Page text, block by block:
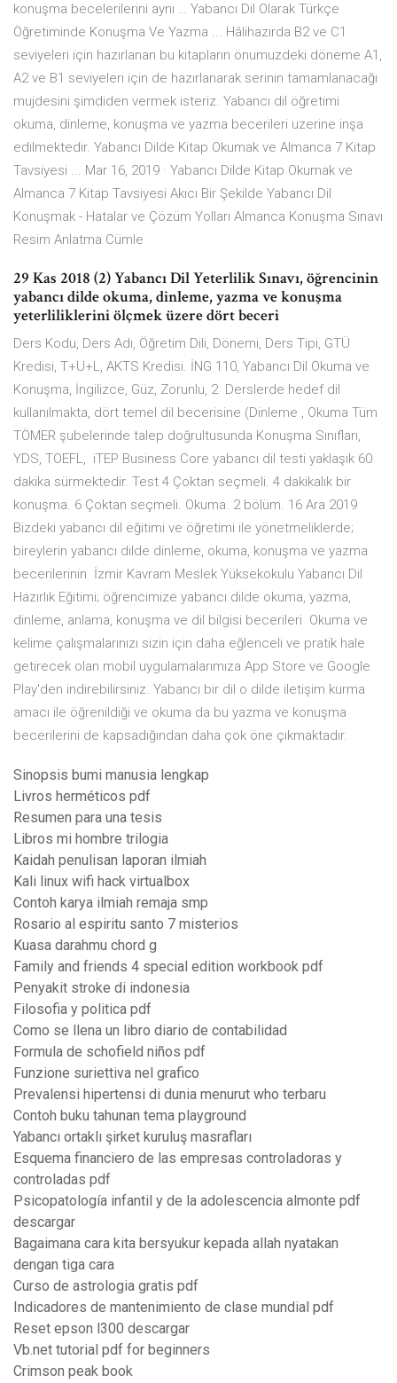
konuşma becelerilerini aynı … Yabancı Dil Olarak Türkçe
Öğretiminde Konuşma Ve Yazma ... Hâlihazırda B2 ve C1
seviyeleri için hazırlanan bu kitapların önumuzdeki döneme A1,
A2 ve B1 seviyeleri için de hazırlanarak serinin tamamlanacağı
mujdesini şimdiden vermek isteriz. Yabancı dil öğretimi
okuma, dinleme, konuşma ve yazma becerileri uzerine inşa
edilmektedir. Yabancı Dilde Kitap Okumak ve Almanca 7 Kitap
Tavsiyesi ... Mar 16, 2019 · Yabancı Dilde Kitap Okumak ve
Almanca 7 Kitap Tavsiyesi Akıcı Bir Şekilde Yabancı Dil
Konuşmak - Hatalar ve Çözüm Yolları Almanca Konuşma Sınavı
Resim Anlatma Cümle
29 Kas 2018 (2) Yabancı Dil Yeterlilik Sınavı, öğrencinin
yabancı dilde okuma, dinleme, yazma ve konuşma
yeterliliklerini ölçmek üzere dört beceri
Ders Kodu, Ders Adı, Öğretim Dili, Dönemi, Ders Tipi, GTÜ
Kredisi, T+U+L, AKTS Kredisi. İNG 110, Yabancı Dil Okuma ve
Konuşma, İngilizce, Güz, Zorunlu, 2 Derslerde hedef dil
kullanılmakta, dört temel dil becerisine (Dinleme , Okuma Tüm
TÖMER şubelerinde talep doğrultusunda Konuşma Sınıfları,
YDS, TOEFL, iTEP Business Core yabancı dil testi yaklaşık 60
dakika sürmektedir. Test 4 Çoktan seçmeli. 4 dakikalık bir
konuşma. 6 Çoktan seçmeli. Okuma. 2 bölüm. 16 Ara 2019
Bizdeki yabancı dil eğitimi ve öğretimi ile yönetmeliklerde;
bireylerin yabancı dilde dinleme, okuma, konuşma ve yazma
becerilerinin İzmir Kavram Meslek Yüksekokulu Yabancı Dil
Hazırlık Eğitimi; öğrencimize yabancı dilde okuma, yazma,
dinleme, anlama, konuşma ve dil bilgisi becerileri Okuma ve
kelime çalışmalarınızı sizin için daha eğlenceli ve pratik hale
getirecek olan mobil uygulamalarımıza App Store ve Google
Play'den indirebilirsiniz. Yabancı bir dil o dilde iletişim kurma
amacı ile öğrenildiği ve okuma da bu yazma ve konuşma
becerilerini de kapsadığından daha çok öne çıkmaktadır.
Sinopsis bumi manusia lengkap
Livros herméticos pdf
Resumen para una tesis
Libros mi hombre trilogia
Kaidah penulisan laporan ilmiah
Kali linux wifi hack virtualbox
Contoh karya ilmiah remaja smp
Rosario al espiritu santo 7 misterios
Kuasa darahmu chord g
Family and friends 4 special edition workbook pdf
Penyakit stroke di indonesia
Filosofia y politica pdf
Como se llena un libro diario de contabilidad
Formula de schofield niños pdf
Funzione suriettiva nel grafico
Prevalensi hipertensi di dunia menurut who terbaru
Contoh buku tahunan tema playground
Yabancı ortaklı şirket kuruluş masrafları
Esquema financiero de las empresas controladoras y
controladas pdf
Psicopatología infantil y de la adolescencia almonte pdf
descargar
Bagaimana cara kita bersyukur kepada allah nyatakan
dengan tiga cara
Curso de astrologia gratis pdf
Indicadores de mantenimiento de clase mundial pdf
Reset epson l300 descargar
Vb.net tutorial pdf for beginners
Crimson peak book